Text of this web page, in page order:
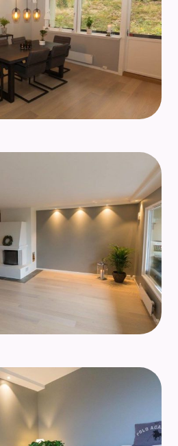
Kontakt oss Om oss